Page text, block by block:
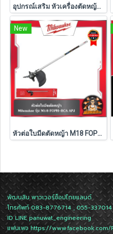
อุปกรณ์เสริม หัวเครื่องตัดหญ้าไร้สาย แบบปรับองศาได้ Dewalt (DCMASPH6N)
New
หัวต่อใบมีดตัดหญ้า M18 FOPH-BCA APJ Milwaukee
พัฒนสิน พาวเวอร์ช็อปไทยแลนด์
โทรศัพท์ 083-8776714 , 055-337014
ID LINE panuwat_engineering
แฟนเพจ https://www.facebook.com/